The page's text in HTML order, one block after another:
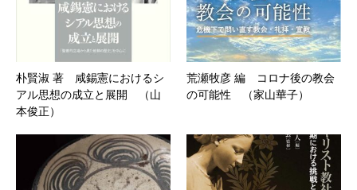
朴賢淑 著 咸錫憲におけるシ
アル思想の成立と展開 （山
本俊正）
荒瀬牧彦 編 コロナ後の教会
の可能性 （家山華子）